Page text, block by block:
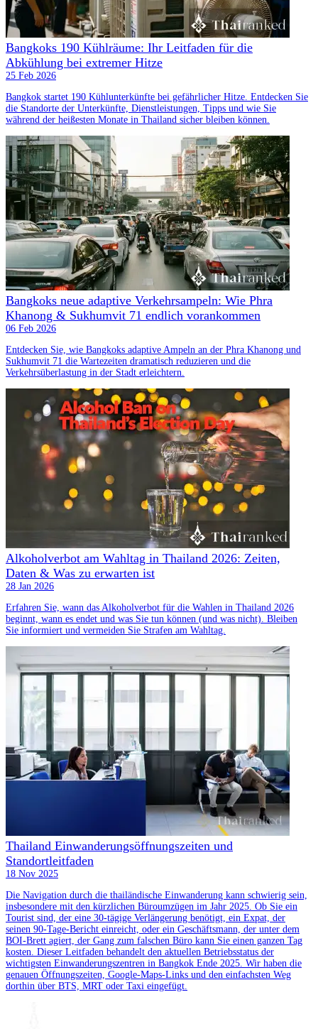
Bangkoks 190 Kühlräume: Ihr Leitfaden für die
Abkühlung bei extremer Hitze
25 Feb 2026
Bangkok startet 190 Kühlunterkünfte bei gefährlicher Hitze. Entdecken Sie
die Standorte der Unterkünfte, Dienstleistungen, Tipps und wie Sie
während der heißesten Monate in Thailand sicher bleiben können.
Bangkoks neue adaptive Verkehrsampeln: Wie Phra
Khanong & Sukhumvit 71 endlich vorankommen
06 Feb 2026
Entdecken Sie, wie Bangkoks adaptive Ampeln an der Phra Khanong und
Sukhumvit 71 die Wartezeiten dramatisch reduzieren und die
Verkehrsüberlastung in der Stadt erleichtern.
Alkoholverbot am Wahltag in Thailand 2026: Zeiten,
Daten & Was zu erwarten ist
28 Jan 2026
Erfahren Sie, wann das Alkoholverbot für die Wahlen in Thailand 2026
beginnt, wann es endet und was Sie tun können (und was nicht). Bleiben
Sie informiert und vermeiden Sie Strafen am Wahltag.
Thailand Einwanderungsöffnungszeiten und
Standortleitfaden
18 Nov 2025
Die Navigation durch die thailändische Einwanderung kann schwierig sein,
insbesondere mit den kürzlichen Büroumzügen im Jahr 2025. Ob Sie ein
Tourist sind, der eine 30-tägige Verlängerung benötigt, ein Expat, der
seinen 90-Tage-Bericht einreicht, oder ein Geschäftsmann, der unter dem
BOI-Brett agiert, der Gang zum falschen Büro kann Sie einen ganzen Tag
kosten. Dieser Leitfaden behandelt den aktuellen Betriebsstatus der
wichtigsten Einwanderungszentren in Bangkok Ende 2025. Wir haben die
genauen Öffnungszeiten, Google-Maps-Links und den einfachsten Weg
dorthin über BTS, MRT oder Taxi eingefügt.